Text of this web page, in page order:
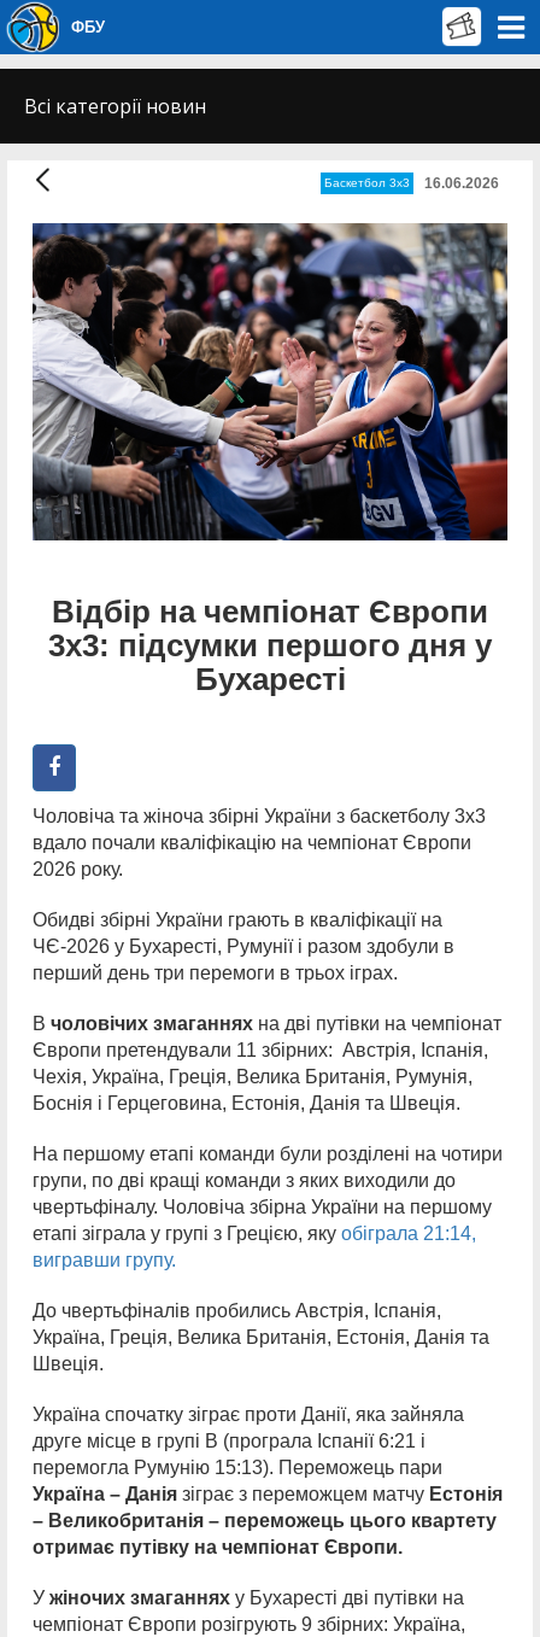
ФБУ
Всі категорії новин
Баскетбол 3х3 16.06.2026
Відбір на чемпіонат Європи
3х3: підсумки першого дня у
Бухаресті
Чоловіча та жіноча збірні України з баскетболу 3х3
вдало почали кваліфікацію на чемпіонат Європи
2026 року.
Обидві збірні України грають в кваліфікації на
ЧЄ-2026 у Бухаресті, Румунії і разом здобули в
перший день три перемоги в трьох іграх.
В чоловічих змаганнях на дві путівки на чемпіонат
Європи претендували 11 збірних: Австрія, Іспанія,
Чехія, Україна, Греція, Велика Британія, Румунія,
Боснія і Герцеговина, Естонія, Данія та Швеція.
На першому етапі команди були розділені на чотири
групи, по дві кращі команди з яких виходили до
чвертьфіналу. Чоловіча збірна України на першому
етапі зіграла у групі з Грецією, яку обіграла 21:14,
вигравши групу.
До чвертьфіналів пробились Австрія, Іспанія,
Україна, Греція, Велика Британія, Естонія, Данія та
Швеція.
Україна спочатку зіграє проти Данії, яка зайняла
друге місце в групі В (програла Іспанії 6:21 і
перемогла Румунію 15:13). Переможець пари
Україна – Данія зіграє з переможцем матчу Естонія
– Великобританія – переможець цього квартету
отримає путівку на чемпіонат Європи.
У жіночих змаганнях у Бухаресті дві путівки на
чемпіонат Європи розігрують 9 збірних: Україна,